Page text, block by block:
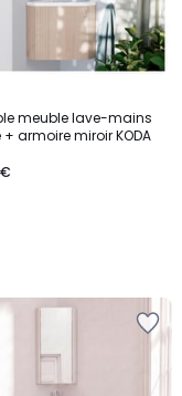
meuble lave-mains
armoire miroir KODA